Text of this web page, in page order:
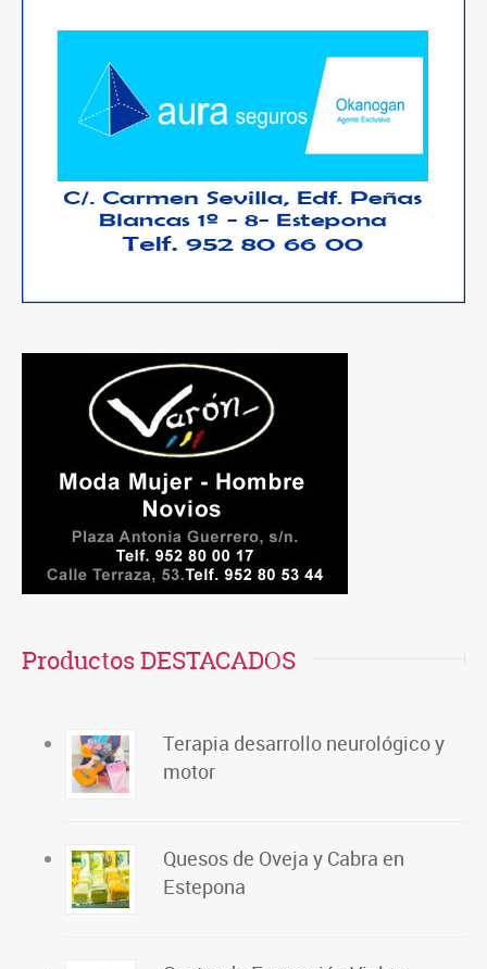
Productos DESTACADOS
Terapia desarrollo neurológico y
motor
Quesos de Oveja y Cabra en
Estepona